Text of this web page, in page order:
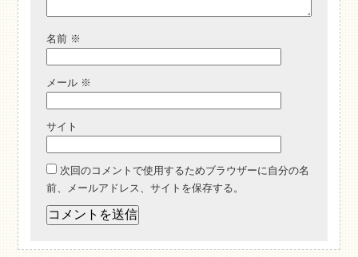
名前 ※
メール ※
サイト
次回のコメントで使用するためブラウザーに自分の名
前、メールアドレス、サイトを保存する。